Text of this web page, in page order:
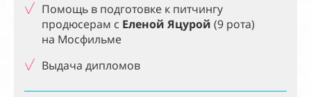
Помощь в подготовке к питчингу
продюсерам с Еленой Яцурой (9 рота)
на Мосфильме
Выдача дипломов